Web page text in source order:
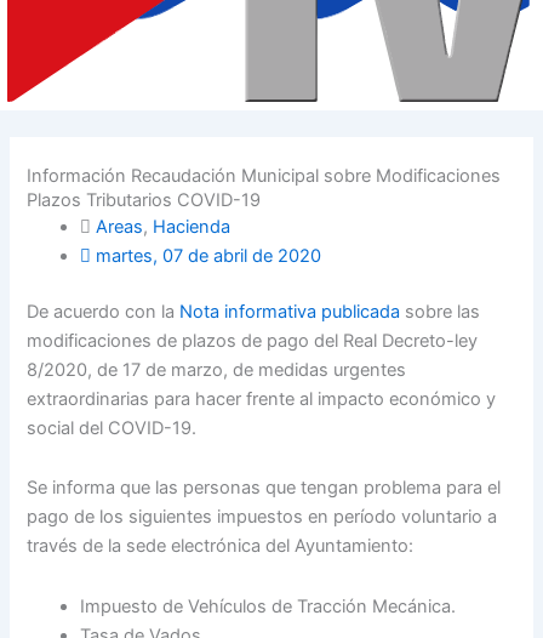
Información Recaudación Municipal sobre Modificaciones
Plazos Tributarios COVID-19
Areas, Hacienda
martes, 07 de abril de 2020
De acuerdo con la Nota informativa publicada sobre las
modificaciones de plazos de pago del Real Decreto-ley
8/2020, de 17 de marzo, de medidas urgentes
extraordinarias para hacer frente al impacto económico y
social del COVID-19.
Se informa que las personas que tengan problema para el
pago de los siguientes impuestos en período voluntario a
través de la sede electrónica del Ayuntamiento:
Impuesto de Vehículos de Tracción Mecánica.